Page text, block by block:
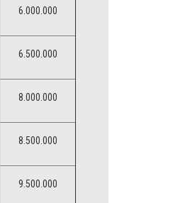
6.000.000
6.500.000
8.000.000
8.500.000
9.500.000